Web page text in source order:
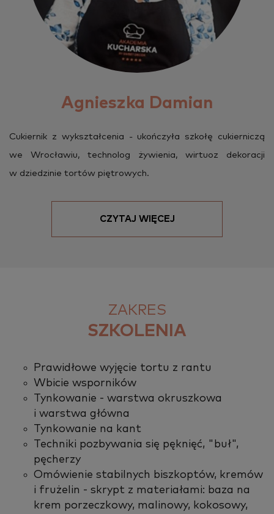
Agnieszka Damian
Cu­kier­nik z wy­kształ­ce­nia - ukoń­czy­ła szko­łę cu­kier­ni­czą
we Wro­cła­wiu, tech­no­log ży­wie­nia, wir­tu­oz de­ko­ra­cji
w dzie­dzi­nie tor­tów pię­tro­wych.
CZYTAJ WIĘCEJ
ZAKRES
SZKOLENIA
Prawidłowe wyjęcie tortu z rantu
Wbicie wsporników
Tynkowanie - warstwa okruszkowa
i warstwa główna
Tynkowanie na kant
Techniki pozbywania się pęknięć, "buł",
pęcherzy
Omówienie stabilnych biszkoptów, kremów
i frużelin - skrypt z materiałami: baza na
krem porzeczkowy, malinowy, kokosowy,